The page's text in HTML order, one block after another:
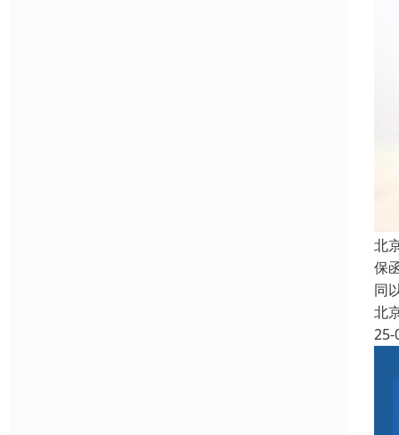
北
保
同
北
25-